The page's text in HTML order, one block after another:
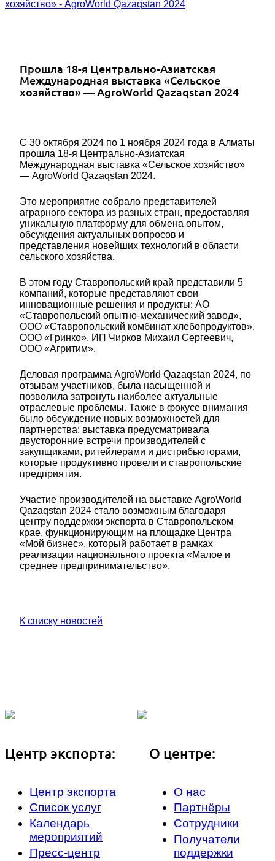
хозяйство» - AgroWorld Qazaqstan 2024
Прошла 18-я Центрально-Азиатская
Международная выставка «Сельское
хозяйство» — AgroWorld Qazaqstan 2024
С 30 октября 2024 по 1 ноября 2024 года в Алматы
прошла 18-я Центрально-Азиатская
Международная выставка «Сельское хозяйство»
— AgroWorld Qazaqstan 2024.
Это мероприятие собрало представителей
аграрного сектора из разных стран, предоставляя
уникальную платформу для обмена опытом,
обсуждения актуальных вопросов и
представления новейших технологий в области
сельского хозяйства.
В этом году Ставропольский край представили 5
компаний, которые представляют свои
инновационные решения и продукты: АО
«Ставропольский опытно-механический завод»,
ООО «Ставропольский комбинат хлебопродуктов»,
ООО «Гринко», ИП Чирков Михаил Сергеевич,
ООО «Агритим».
Деловая программа AgroWorld Qazaqstan 2024, по
отзывам участников, была насыщенной и
позволила затронуть наиболее актуальные
отраслевые проблемы. Также в фокусе внимания
было обсуждение новых возможностей для
партнерства: выставка предусматривала
двусторонние встречи производителей с
закупщиками, ритейлерами и дистрибьюторами,
которые продуктивно провели и ставропольские
предприятия.
Участие производителей на выставке AgroWorld
Qazaqstan 2024 стало возможным благодаря
центру поддержки экспорта в Ставропольском
крае, функционирующим на площадке Центра
«Мой бизнес», который работает в рамках
реализации национального проекта «Малое и
среднее предпринимательство».
К списку новостей
Центр экспорта:
Центр экспорта
Список услуг
Календарь
мероприятий
Пресс-центр
О центре:
О нас
Партнёры
Сотрудники
Получатели
поддержки